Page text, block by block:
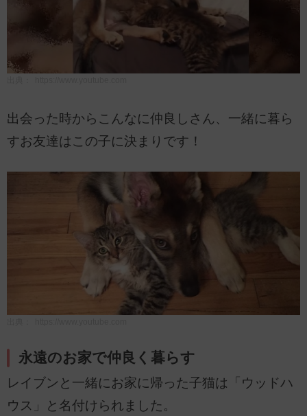
出会った時からこんなに仲良しさん、一緒に暮ら
すお友達はこの子に決まりです！
永遠のお家で仲良く暮らす
レイブンと一緒にお家に帰った子猫は「ウッドハ
ウス」と名付けられました。